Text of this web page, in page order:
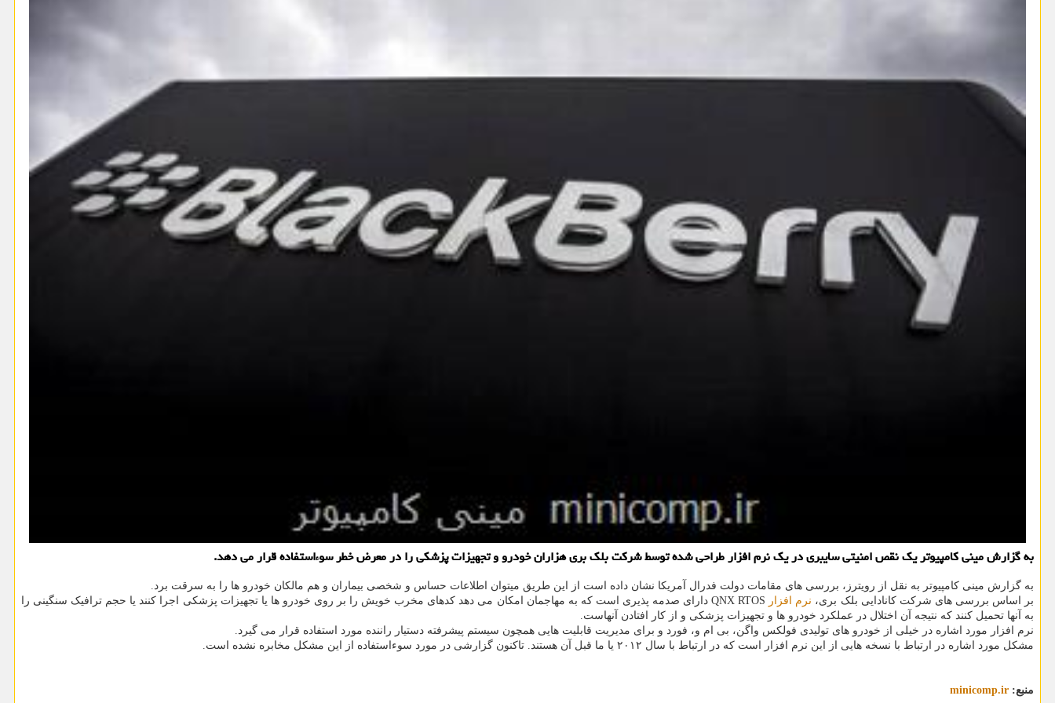
به گزارش مینی کامپیوتر یک نقص امنیتی سایبری در یک نرم افزار طراحی شده توسط شرکت بلک بری هزاران خودرو و تجهیزات پزشکی را در معرض خطر سوءاستفاده قرار می دهد.
به گزارش مینی کامپیوتر به نقل از رویترز، بررسی های مقامات دولت فدرال آمریکا نشان داده است از این طریق میتوان اطلاعات حساس و شخصی بیماران و هم مالکان خودرو ها را به سرقت برد.
بر اساس بررسی های شرکت کانادایی بلک بری، نرم افزار
QNX RTOS دارای صدمه پذیری است که به مهاجمان امکان می دهد کدهای مخرب خویش را بر روی خودرو ها یا تجهیزات پزشکی اجرا کنند یا حجم ترافیک سنگینی را
به آنها تحمیل کنند که نتیجه آن اختلال در عملکرد خودرو ها و تجهیزات پزشکی و از کار افتادن آنهاست.
نرم افزار مورد اشاره در خیلی از خودرو های تولیدی فولکس واگن، بی ام و، فورد و برای مدیریت قابلیت هایی همچون سیستم پیشرفته دستیار راننده مورد استفاده قرار می گیرد.
مشکل مورد اشاره در ارتباط با نسخه هایی از این نرم افزار است که در ارتباط با سال ۲۰۱۲ یا ما قبل آن هستند. تاکنون گزارشی در مورد سوءاستفاده از این مشکل مخابره نشده است.
منبع: minicomp.ir